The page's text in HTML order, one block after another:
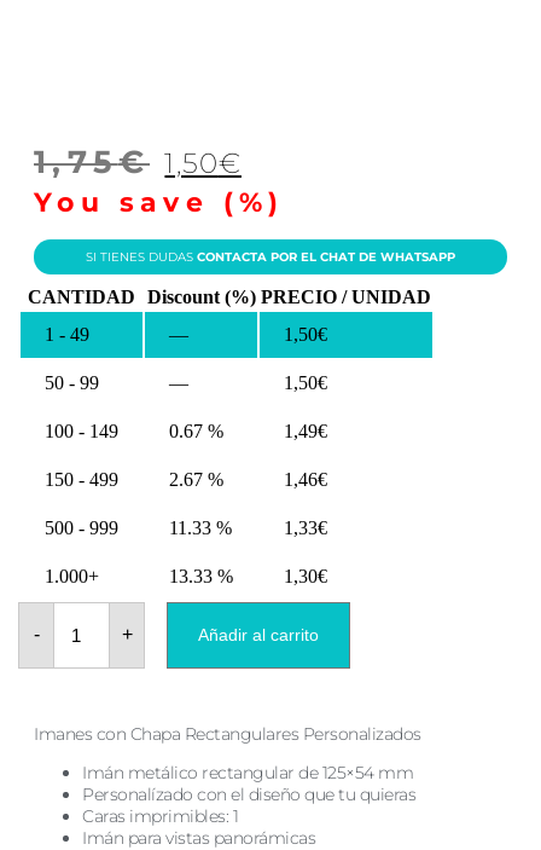
1,75€ El
precio
original
era:
1,75€.
1,50€
precio
actual
es:
1,50€.
You save (%)
SI TIENES DUDAS CONTACTA POR EL CHAT DE WHATSAPP
CANTIDAD Discount (%) PRECIO / UNIDAD
1 - 49
— 1,50€
50 - 99 — 1,50€
100 - 149 0.67 % 1,49€
150 - 499 2.67 % 1,46€
500 - 999 11.33 % 1,33€
1.000+ 13.33 % 1,30€
-
Imanes
con
Chapa
Rectangular
+ Añadir al carrito
Imanes con Chapa Rectangulares Personalizados
Imán metálico rectangular de 125×54 mm
Personalízado con el diseño que tu quieras
Caras imprimibles: 1
Imán para vistas panorámicas